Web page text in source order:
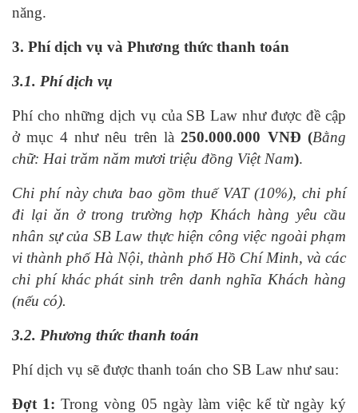
năng.
3. Phí dịch vụ và Phương thức thanh toán
3.1. Phí dịch vụ
Phí cho những dịch vụ của SB Law như được đề cập
ở mục 4 như nêu trên là250.000.000 VNĐ (Bằng
chữ: Hai trăm năm mươi triệu đồng Việt Nam).
Chi phí này chưa bao gồm thuế VAT (10%), chi phí
đi lại ăn ở trong trường hợp Khách hàng yêu cầu
nhân sự của SB Law thực hiện công việc ngoài phạm
vi thành phố Hà Nội, thành phố Hồ Chí Minh, và các
chi phí khác phát sinh trên danh nghĩa Khách hàng
(nếu có).
3.2. Phương thức thanh toán
Phí dịch vụ sẽ được thanh toán cho SB Law như sau:
Đợt 1: Trong vòng 05 ngày làm việc kể từ ngày ký